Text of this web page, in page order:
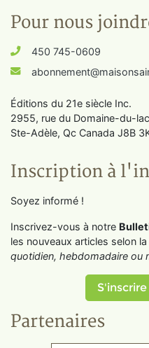
Pour nous
450 745-0609
Éditions du 21e siècle Inc.
2955, rue du Domaine-du-
Ste-Adèle, Qc Canada J8B
Inscription à
Soyez informé !
Inscrivez-vous à notre
les nouveaux articles selon
quotidien, hebdomadaire ou
Partenaires